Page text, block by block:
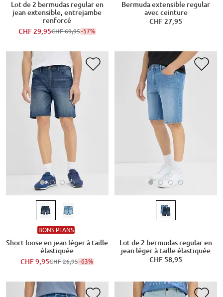
Lot de 2 bermudas regular en
jean extensible, entrejambe
renforcé
CHF 29,95CHF 69,95-57%
Bermuda extensible regular
avec ceinture
CHF 27,95
BONS PLANS
Short loose en jean léger à taille
élastiquée
CHF 9,95CHF 26,95-63%
Lot de 2 bermudas regular en
jean léger à taille élastiquée
CHF 58,95